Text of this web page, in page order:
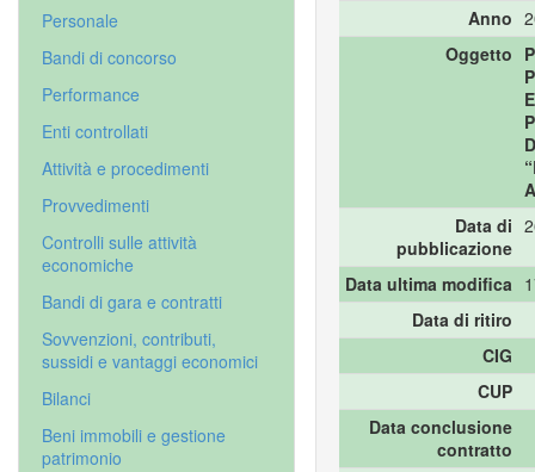
Personale
Bandi di concorso
Performance
Enti controllati
Attività e procedimenti
Provvedimenti
Controlli sulle attività
economiche
Bandi di gara e contratti
Sovvenzioni, contributi,
sussidi e vantaggi economici
Bilanci
Beni immobili e gestione
patrimonio
Anno
Oggetto
Data di
pubblicazione
Data ultima modifica
Data di ritiro
CIG
CUP
Data conclusione
contratto